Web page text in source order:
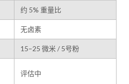
约 5% 重量比
无卤素
15–25 微米 / 5号粉
评估中